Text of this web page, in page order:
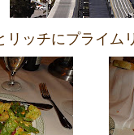
リッチにプライム